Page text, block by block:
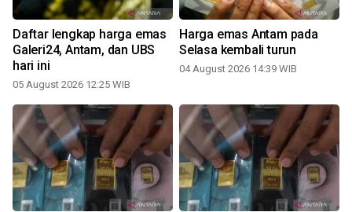
Daftar lengkap harga emas
Galeri24, Antam, dan UBS
hari ini
05 August 2026 12:25 WIB
Harga emas Antam pada
Selasa kembali turun
04 August 2026 14:39 WIB